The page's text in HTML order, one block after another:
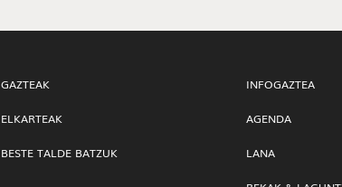
GAZTEAK
ELKARTEAK
BESTE TALDE BATZUK
INFOGAZTEA
AGENDA
LANA